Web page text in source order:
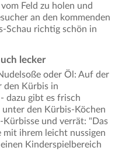
Feld zu holen und
an den kommenden
Schau richtig schön in
lecker
oder Öl: Auf der
den Kürbis in
dazu gibt es frisch
den Kürbis-Köchen
und verrät: "Das
mit ihrem leicht nussigen
Kinderspielbereich